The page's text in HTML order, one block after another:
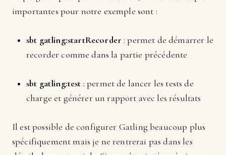
importantes pour notre exemple sont :
sbt gatling:startRecorder : permet de démarrer le
recorder comme dans la partie précédente
sbt gatling:test : permet de lancer les tests de
charge et générer un rapport avec les résultats
Il est possible de configurer Gatling beaucoup plus
spécifiquement mais je ne rentrerai pas dans les